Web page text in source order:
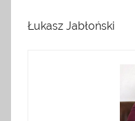
Łukasz Jabłoński